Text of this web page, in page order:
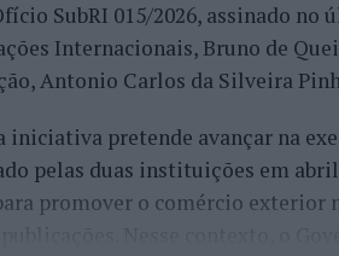
e a transformação da
António Carlos frisa que o
investidores estrangeiros,
SubRI 015/2026, assinado
Internacionais, Bruno de
Antonio Carlos da Silveira
iniciativa pretende avançar na
pelas duas instituições em abril
promover o comércio exterior